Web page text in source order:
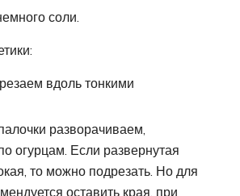
соли.
вдоль тонкими
разворачиваем,
огурцам. Если развернутая
то можно подрезать. Но для
оставить края, при